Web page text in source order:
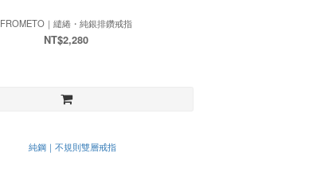
FROMETO｜繾綣・純銀排鑽戒指
NT$2,280